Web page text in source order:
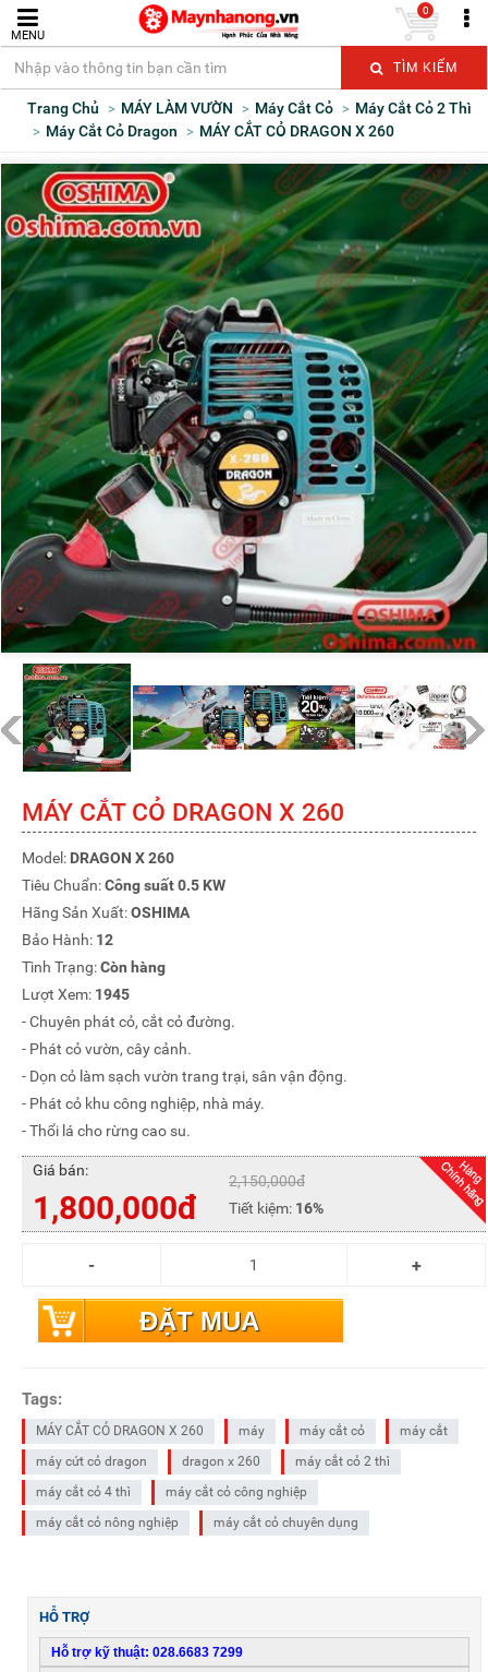
MENU
TÌM KIẾM
0
Trang Chủ MÁY LÀM VƯỜN Máy Cắt Cỏ
Máy Cắt Cỏ 2 Thì
Máy Cắt Cỏ Dragon
MÁY CẮT CỎ DRAGON X 260
MÁY CẮT CỎ DRAGON X 260
Model: DRAGON X 260
Tiêu Chuẩn:Công suất 0.5 KW
Hãng Sản Xuất:OSHIMA
Bảo Hành: 12
Tình Trạng:Còn hàng
Lượt Xem: 1945
- Chuyên phát cỏ, cắt cỏ đường.
- Phát cỏ vườn, cây cảnh.
- Dọn cỏ làm sạch vườn trang trại, sân vận động.
- Phát cỏ khu công nghiệp, nhà máy.
- Thổi lá cho rừng cao su.
Giá bán:
1,800,000đ
2,150,000đ
Tiết kiệm: 16%
ĐẶT MUA
Tags:
MÁY CẮT CỎ DRAGON X 260 máy máy cắt cỏ
máy cắt
máy cứt cỏ dragon
dragon x 260
máy cắt cỏ 2 thì
máy cắt cỏ 4 thì
máy cắt cỏ công nghiệp
máy cắt cỏ nông nghiệp
máy cắt cỏ chuyên dụng
HỖ TRỢ
Hỗ trợ kỹ thuật: 028.6683 7299